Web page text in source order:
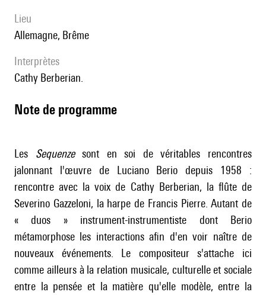
lieu
Allemagne, Brême
interprètes
Cathy Berberian.
Note de programme
Les Sequenzesont en soi de véritables rencontres
jalonnant l'œuvre de Luciano Berio depuis 1958 :
rencontre avec la voix de Cathy Berberian, la flûte de
Severino Gazzeloni, la harpe de Francis Pierre. Autant de
« duos » instrument-instrumentiste dont Berio
métamorphose les interactions afin d'en voir naître de
nouveaux événements. Le compositeur s'attache ici
comme ailleurs à la relation musicale, culturelle et sociale
entre la pensée et la matière qu'elle modèle, entre la